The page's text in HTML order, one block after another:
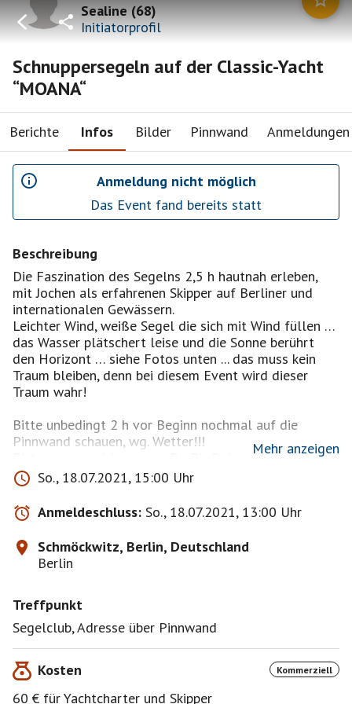
Sealine(68)
Initiatorprofil
Schnuppersegeln auf der Classic-Yacht
“MOANA“
Berichte Infos Bilder Pinnwand Anmeldungen
Anmeldung nicht möglich
Das Event fand bereits statt
Beschreibung
Die Faszination des Segelns 2,5 h hautnah erleben,
mit Jochen als erfahrenen Skipper auf Berliner und
internationalen Gewässern.
Leichter Wind, weiße Segel die sich mit Wind füllen …
das Wasser plätschert leise und die Sonne berührt
den Horizont … siehe Fotos unten ... das muss kein
Traum bleiben, denn bei diesem Event wird dieser
Traum wahr!
Bitte unbedingt 2 h vor Beginn nochmal auf die
Pinnwand schauen, wg. Wetter!!!
Bitte nur anmelden, wenn Du Dir Deiner Teilnahme
ganz sicher bist!!!..... Das Schiff kostet mich
Chartergebühr.
Die Teilnahmegebühr bezieht sich pro Person und liegt
für 2,5 h 25% unter marktüblichen Konditionen von 80
€.
Es gibt keine besonderen körperlichen
keine Vorkenntnisse benötigt.
Mitzubringen ist: separate Schuhe mit möglichst
Verpflegung, vor allem Trinken, damit der Körper nicht
Mehr anzeigen
So., 18.07.2021, 15:00 Uhr
Anmeldeschluss: So., 18.07.2021, 13:00 Uhr
Schmöckwitz, Berlin, Deutschland
Berlin
Treffpunkt
Segelclub, Adresse über Pinnwand
Kosten Kommerziell
60 € für Yachtcharter und Skipper